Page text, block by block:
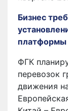
Бизнес
платформы
ФГК
перевозок
движения